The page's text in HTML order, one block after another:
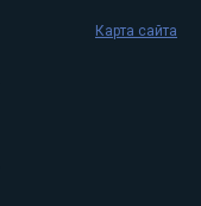
Карта сайта